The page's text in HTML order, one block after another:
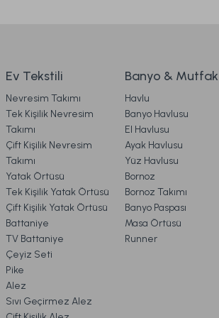
5. İADE &
6. ÜRÜN
7.
8.
9.
899,00 TL
Online'a Özel
Bambu Bebek Yorgan Beyaz - Bebek
2.969,00 TL
Ücretsiz Kargo
Bambu Yorgan Beyaz - Çift King Size
Ev Tekstili
Nevresim Takımı
Tek Kişilik Nevresim
Takımı
Çift Kişilik Nevresim
Takımı
Yatak Örtüsü
Tek Kişilik Yatak Örtüsü
Çift Kişilik Yatak Örtüsü
Battaniye
TV Battaniye
Çeyiz Seti
Pike
Alez
Sıvı Geçirmez Alez
Banyo & Mutfak
Havlu
Banyo Havlusu
El Havlusu
Ayak Havlusu
Yüz Havlusu
Bornoz
Bornoz Takımı
Banyo Paspası
Masa Örtüsü
Runner